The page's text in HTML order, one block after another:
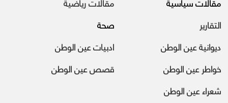
التقارير
صحة
ديوانية عين الوطن
ادبيات عين الوطن
خواطر عين الوطن
قصص عين الوطن
شعراء عين الوطن